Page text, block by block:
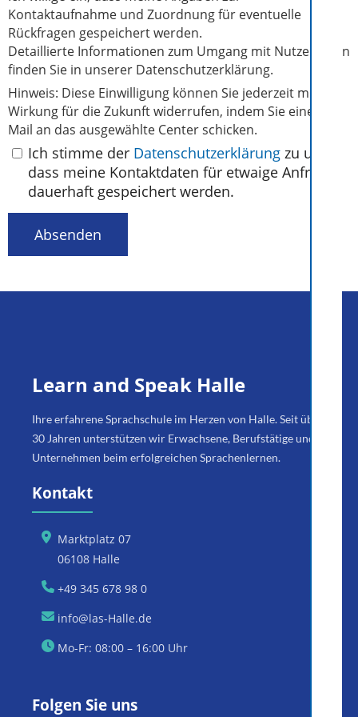
Kontaktaufnahme und Zuordnung für eventuelle
Rückfragen gespeichert werden.
Detaillierte Informationen zum Umgang mit Nutzerdaten
finden Sie in unserer Datenschutzerklärung.
Hinweis: Diese Einwilligung können Sie jederzeit mit
Wirkung für die Zukunft widerrufen, indem Sie eine E-
Mail an das ausgewählte Center schicken.
Ich stimme der Datenschutzerklärung zu und
dass meine Kontaktdaten für etwaige Anfragen
dauerhaft gespeichert werden.
Absenden
Learn and Speak Halle
Ihre erfahrene Sprachschule im Herzen von Halle. Seit über
30 Jahren unterstützen wir Erwachsene, Berufstätige und
Unternehmen beim erfolgreichen Sprachenlernen.
Kontakt
Marktplatz 07
06108 Halle
+49 345 678 98 0
info@las-Halle.de
Mo-Fr: 08:00 – 16:00 Uhr
Folgen Sie uns